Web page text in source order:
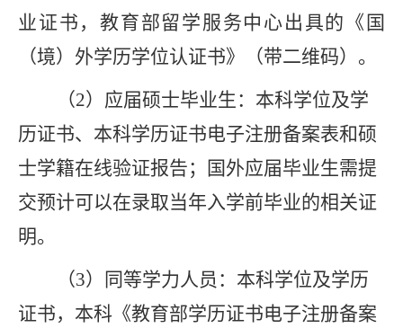
业证书 ，教育部留学服务中心出具的《国
（境）外学历学位认证书》
（带二维码） 。
（2） 应届硕士毕业生 ： 本科学位及学
历证书、本科学历证书电子注册备案表和硕
士学籍在线验证报告；
国外应届毕业生需提
交预计可以在录取当年入学前毕业的相关证
明。
（3） 同等学力人员 ： 本科学位及学历
证书， 本科 《教育部学历证书电子注册备案